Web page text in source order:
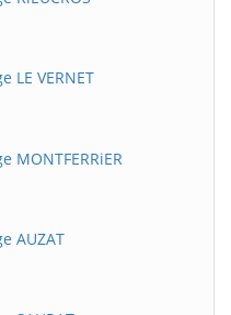
LE VERNET
MONTFERRiER
AUZAT